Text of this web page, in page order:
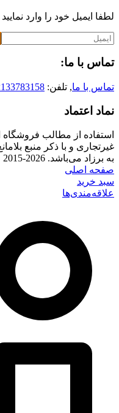
لطفا ایمیل خود را وارد نمایید
تماس با ما:
تماس با ما, تلفن:
نماد اعتماد
استفاده از مطالب فروشگاه
غیرتجاری و با ذکر منبع
به برزاد می‌باشد. 2026-2015
صفحه اصلی
سبد خرید
علاقه‌مندی‌ها